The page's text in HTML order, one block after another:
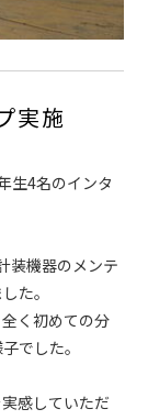
実施
生4名のインタ
装機器のメンテ
た。
く初めての分
でした。
感していただ